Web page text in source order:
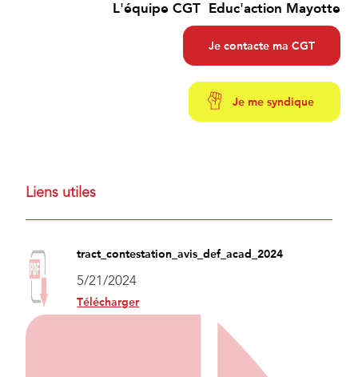
L'équipe CGT Educ'action Mayotte
Je contacte ma CGT
Je me syndique
Liens utiles
tract_contestation_avis_def_acad_2024
5/21/2024
Télécharger